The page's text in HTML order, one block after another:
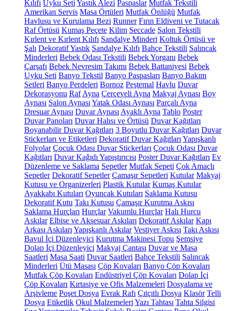
Kılıfı Uyku Seti Yastık Alezi Paspaslar Mutfak Tekstili
Amerikan Servis Masa Örtüleri Mutfak Önlüğü Mutfak
Havlusu ve Kurulama Bezi Runner Fırın Eldiveni ve Tutacak
Raf Örtüsü Kumaş Peçete Kilim Seccade Salon Tekstili
Kırlent ve Kırlent Kılıfı Sandalye Minderi Koltuk Örtüsü ve
Şalı Dekoratif Yastık Sandalye Kılıfı Bahçe Tekstili Salıncak
Minderleri Bebek Odası Tekstili Bebek Yorganı Bebek
Çarşafı Bebek Nevresim Takımı Bebek Battaniyesi Bebek
Uyku Seti Banyo Tekstil Banyo Paspasları Banyo Bakım
Setleri Banyo Perdeleri Bornoz Peştemal Havlu Duvar
Dekorasyonu Raf Ayna Çerçeveli Ayna Makyaj Aynası Boy
Aynası Salon Aynası Yatak Odası Aynası Parçalı Ayna
Dresuar Aynası Duvar Aynası Ayaklı Ayna Tablo Poster
Duvar Panoları Duvar Halısı ve Örtüsü Duvar Kağıtları
Boyanabilir Duvar Kağıtları 3 Boyutlu Duvar Kağıtları Duvar
Stickerları ve Etiketleri Dekoratif Duvar Kağıtları Yapışkanlı
Folyolar Çocuk Odası Duvar Stickerları Çocuk Odası Duvar
Kağıtları Duvar Kağıdı Yapıştırıcısı Poster Duvar Kağıtları Ev
Düzenleme ve Saklama Sepetler Mutfak Sepeti Çok Amaçlı
Sepetler Dekoratif Sepetler Çamaşır Sepetleri Kutular Makyaj
Kutusu ve Organizerleri Plastik Kutular Kumaş Kutular
Ayakkabı Kutuları Oyuncak Kutuları Saklama Kutusu
Dekoratif Kutu Takı Kutusu Çamaşır Kurutma Askısı
Saklama Hurçları Hurçlar Vakumlu Hurçlar Halı Hurcu
Askılar Elbise ve Aksesuar Askıları Dekoratif Askılar Kapı
Arkası Askıları Yapışkanlı Askılar Vestiyer Askısı Takı Askısı
Bavul İçi Düzenleyici Kurutma Makinesi Topu Şemsiye
Dolap İçi Düzenleyici Makyaj Çantası Duvar ve Masa
Saatleri Masa Saati Duvar Saatleri Bahçe Tekstili Salıncak
Minderleri Ütü Masası Çöp Kovaları Banyo Çöp Kovaları
Mutfak Çöp Kovaları Endüstriyel Çöp Kovaları Dolap İçi
Çöp Kovaları Kırtasiye ve Ofis Malzemeleri Dosyalama ve
Arşivleme Poşet Dosya Evrak Rafı Çıtçıtlı Dosya Klasör Telli
Dosya Etiketlik Okul Malzemeleri Yazı Tahtası Tahta Silgisi